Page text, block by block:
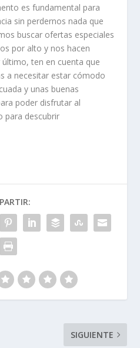
es fundamental para
sin perdernos nada que
buscar ofertas especiales
por alto y nos hacen
ten en cuenta que
a necesitar estar cómodo
y unas buenas
poder disfrutar al
para descubrir
SIGUIENTE